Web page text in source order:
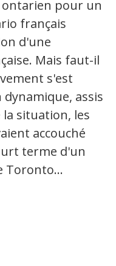
pour un
français
d'une
Mais faut-il
s'est
assis
la situation, les
accouché
terme d'un
Toronto...